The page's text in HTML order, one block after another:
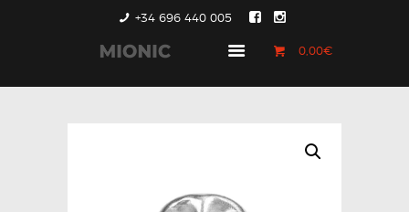
+34 696 440 005
0,00€
GENERACIÓN 1
PACEMAN